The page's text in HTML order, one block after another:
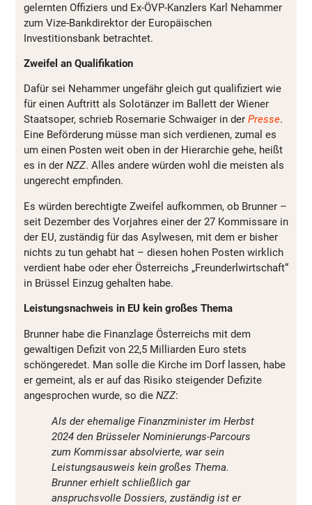
gelernten Offiziers und Ex-ÖVP-Kanzlers Karl Nehammer
zum Vize-Bankdirektor der Europäischen
Investitionsbank betrachtet.
Zweifel an Qualifikation
Dafür sei Nehammer ungefähr gleich gut qualifiziert wie
für einen Auftritt als Solotänzer im Ballett der Wiener
Staatsoper, schrieb Rosemarie Schwaiger in der Presse.
Eine Beförderung müsse man sich verdienen, zumal es
um einen Posten weit oben in der Hierarchie gehe, heißt
es in der NZZ. Alles andere würden wohl die meisten als
ungerecht empfinden.
Es würden berechtigte Zweifel aufkommen, ob Brunner –
seit Dezember des Vorjahres einer der 27 Kommissare in
der EU, zuständig für das Asylwesen, mit dem er bisher
nichts zu tun gehabt hat – diesen hohen Posten wirklich
verdient habe oder eher Österreichs „Freunderlwirtschaft“
in Brüssel Einzug gehalten habe.
Leistungsnachweis in EU kein großes Thema
Brunner habe die Finanzlage Österreichs mit dem
gewaltigen Defizit von 22,5 Milliarden Euro stets
schöngeredet. Man solle die Kirche im Dorf lassen, habe
er gemeint, als er auf das Risiko steigender Defizite
angesprochen wurde, so die NZZ:
Als der ehemalige Finanzminister im Herbst
2024 den Brüsseler Nominierungs-Parcours
zum Kommissar absolvierte, war sein
Leistungsausweis kein großes Thema.
Brunner erhielt schließlich gar
anspruchsvolle Dossiers, zuständig ist er